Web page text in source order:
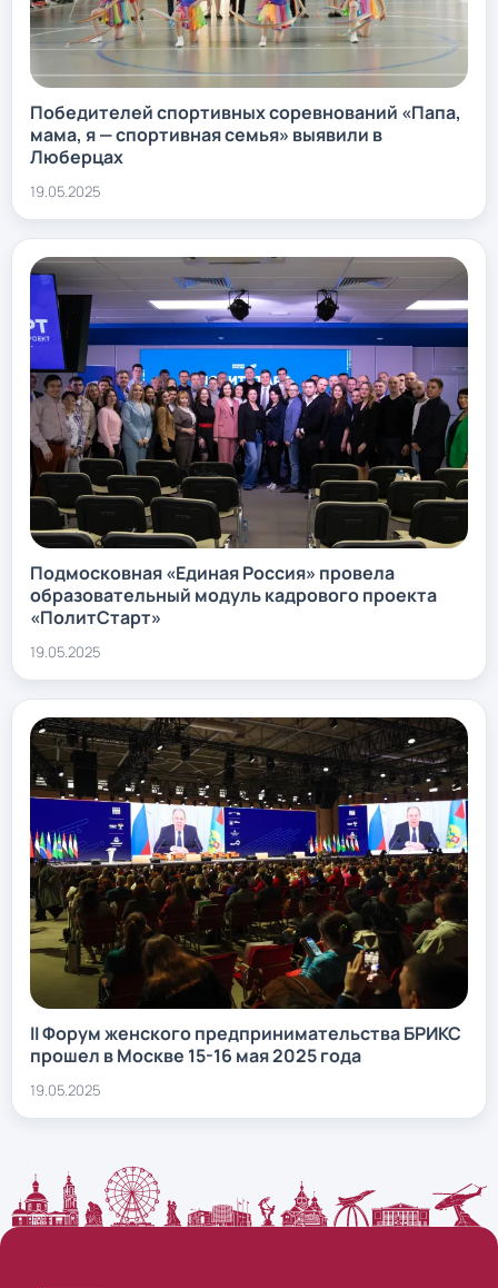
Победителей спортивных соревнований «Папа,
мама, я — спортивная семья» выявили в
Люберцах
19.05.2025
Подмосковная «Единая Россия» провела
образовательный модуль кадрового проекта
«ПолитСтарт»
19.05.2025
II Форум женского предпринимательства БРИКС
прошел в Москве 15-16 мая 2025 года
19.05.2025